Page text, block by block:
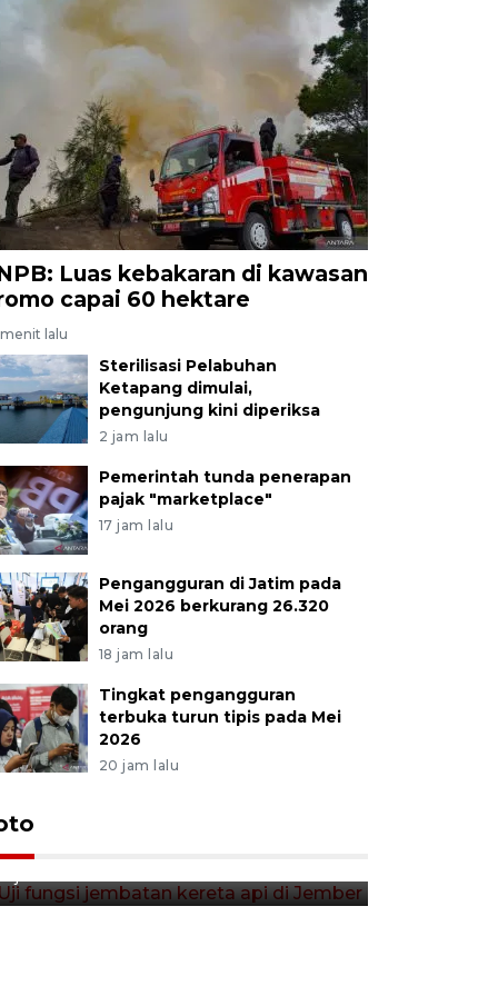
Luas kebakaran di kawasan
capai 60 hektare
lalu
Sterilisasi Pelabuhan
Ketapang dimulai,
pengunjung kini diperiksa
2 jam lalu
Pemerintah tunda penerapan
pajak "marketplace"
17 jam lalu
Pengangguran di Jatim pada
Mei 2026 berkurang 26.320
orang
18 jam lalu
Tingkat pengangguran
terbuka turun tipis pada Mei
2026
20 jam lalu
Uji fungsi jembatan kereta api
di Jember